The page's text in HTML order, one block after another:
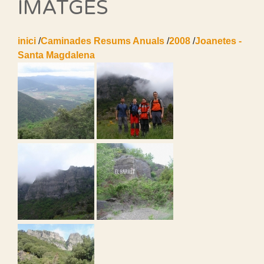
IMATGES
inici /Caminades Resums Anuals /2008 /Joanetes -
Santa Magdalena